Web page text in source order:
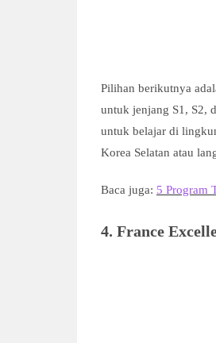
Pilihan berikutnya
untuk jenjang S1, S2,
untuk belajar di
Korea Selatan atau
Baca juga: 5 Program
4. France